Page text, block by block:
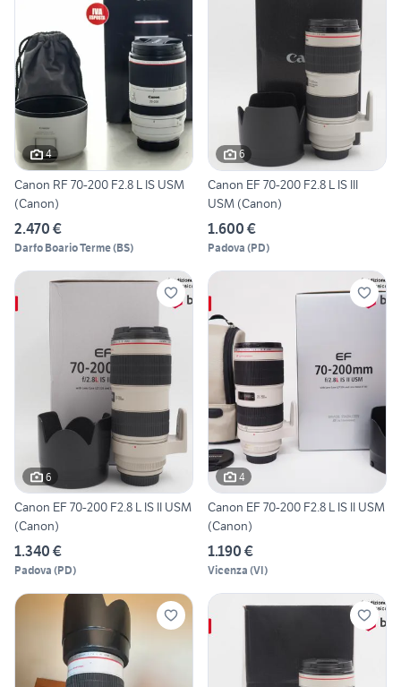
4
Canon RF 70-200 F2.8 L IS USM
(Canon)
2.470 €
Darfo Boario Terme(BS)
6
Canon EF 70-200 F2.8 L IS III
USM (Canon)
1.600 €
Padova (PD)
6
Canon EF 70-200 F2.8 L IS II USM
(Canon)
1.340 €
Padova (PD)
4
Canon EF 70-200 F2.8 L IS II USM
(Canon)
1.190 €
Vicenza (VI)